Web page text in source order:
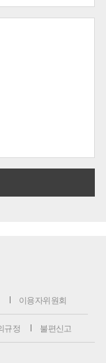
이용자위원회
규정 불편신고